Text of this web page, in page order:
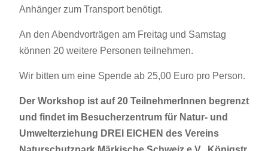
Anhänger zum Transport benötigt.
An den Abendvorträgen am Freitag und Samstag
können 20 weitere Personen teilnehmen.
Wir bitten um eine Spende ab 25,00 Euro pro Person.
Der Workshop ist auf 20 TeilnehmerInnen begrenzt
und findet im Besucherzentrum für Natur- und
Umwelterziehung DREI EICHEN des Vereins